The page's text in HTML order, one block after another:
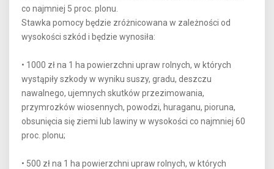
co najmniej 5 proc. plonu.
Stawka pomocy będzie zróżnicowana w zależności od
wysokości szkód i będzie wynosiła:
• 1000 zł na 1 ha powierzchni upraw rolnych, w których
wystąpiły szkody w wyniku suszy, gradu, deszczu
nawalnego, ujemnych skutków przezimowania,
przymrozków wiosennych, powodzi, huraganu, pioruna,
obsunięcia się ziemi lub lawiny w wysokości co najmniej 60
proc. plonu;
• 500 zł na 1 ha powierzchni upraw rolnych, w których